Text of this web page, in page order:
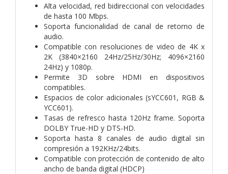
Alta velocidad, red bidireccional con velocidades
de hasta 100 Mbps.
Soporta funcionalidad de canal de retorno de
audio.
Compatible con resoluciones de video de 4K x
2K (3840×2160 24Hz/25Hz/30Hz; 4096×2160
24Hz) y 1080p.
Permite 3D sobre HDMI en dispositivos
compatibles.
Espacios de color adicionales (sYCC601, RGB &
YCC601).
Tasas de refresco hasta 120Hz frame. Soporta
DOLBY True-HD y DTS-HD.
Soporta hasta 8 canales de audio digital sin
compresión a 192KHz/24bits.
Compatible con protección de contenido de alto
ancho de banda digital (HDCP)